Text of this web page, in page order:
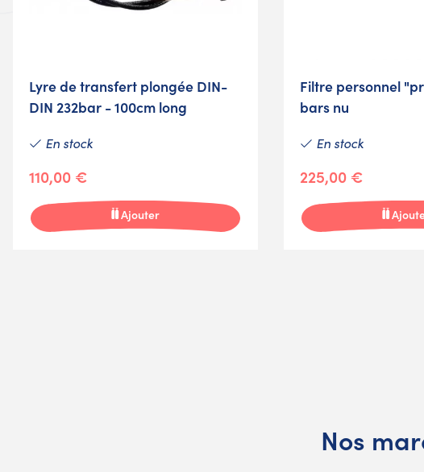
Lyre de transfert plongée DIN-
DIN 232bar - 100cm long
En stock
110,00 €
Ajouter
Filtre personnel
bars nu
En stock
225,00 €
Nos